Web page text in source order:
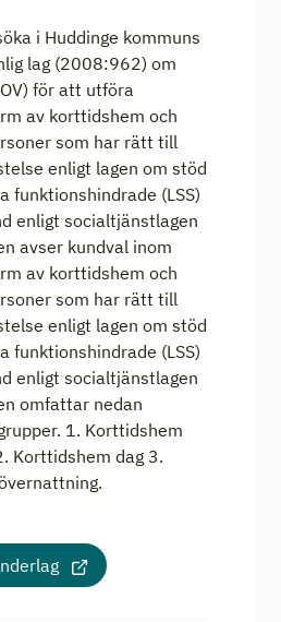
i Huddinge kommuns
lag (2008:962) om
för att utföra
av korttidshem och
som har rätt till
enligt lagen om stöd
funktionshindrade (LSS)
enligt socialtjänstlagen
avser kundval inom
av korttidshem och
som har rätt till
enligt lagen om stöd
funktionshindrade (LSS)
enligt socialtjänstlagen
omfattar nedan
1. Korttidshem
Korttidshem dag 3.